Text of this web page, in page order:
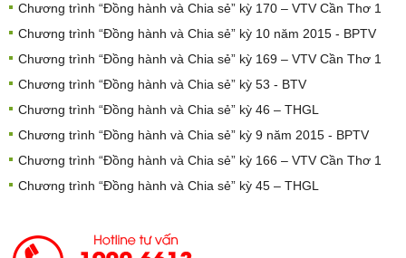
Chương trình “Đồng hành và Chia sẻ” kỳ 170 – VTV Cần Thơ 1
Chương trình “Đồng hành và Chia sẻ” kỳ 10 năm 2015 - BPTV
Chương trình “Đồng hành và Chia sẻ” kỳ 169 – VTV Cần Thơ 1
Chương trình “Đồng hành và Chia sẻ” kỳ 53 - BTV
Chương trình “Đồng hành và Chia sẻ” kỳ 46 – THGL
Chương trình “Đồng hành và Chia sẻ” kỳ 9 năm 2015 - BPTV
Chương trình “Đồng hành và Chia sẻ” kỳ 166 – VTV Cần Thơ 1
Chương trình “Đồng hành và Chia sẻ” kỳ 45 – THGL